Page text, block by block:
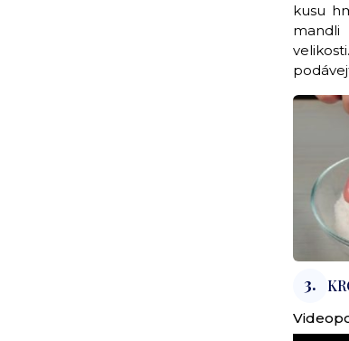
kusu
mandli
3.